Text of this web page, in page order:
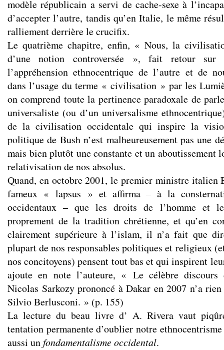
modèle républicain a servi de cache-sexe à
d’accepter l’autre, tandis qu’en Italie, le même
ralliement derrière le crucifix.
Le quatrième chapitre, enfin, « Nous, la
d’une notion controversée », fait retour
l’appréhension ethnocentrique de l’autre et de
dans l’usage du terme « civilisation » par les
on comprend toute la pertinence paradoxale de
universaliste (ou d’un universalisme
de la civilisation occidentale qui inspire la
politique de Bush n’est malheureusement pas une
mais bien plutôt une constante et un aboutissement
relativisation de nos absolus.
Quand, en octobre 2001, le premier ministre italien
fameux « lapsus » et affirma – à la
occidentaux – que les droits de l’homme et
proprement de la tradition chrétienne, et qu’en
clairement supérieure à l’islam, il n’a fait que
plupart de nos responsables politiques et religieux
nos concitoyens) pensent tout bas et qui inspirent
ajoute en note l’auteure, « Le célèbre discours
Nicolas Sarkozy prononcé à Dakar en 2007 n’a
Silvio Berlusconi. » (p. 155)
La lecture du beau livre d’ A. Rivera vaut
tentation permanente d’oublier notre
aussi unfondamentalisme occidental.